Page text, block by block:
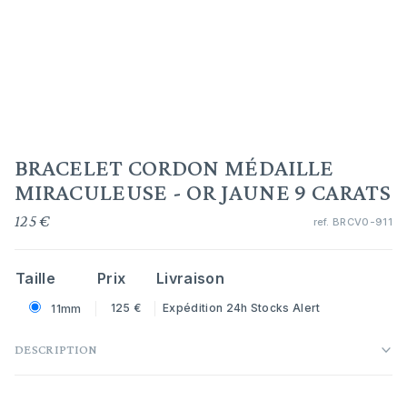
BRACELET CORDON MÉDAILLE
MIRACULEUSE - OR JAUNE 9 CARATS
125 € ref. BRCV0-911
Taille Prix Livraison
11mm 125 € Expédition 24h Stocks Alert
DESCRIPTION